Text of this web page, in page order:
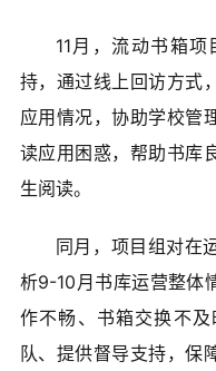
11月，流动书箱
持，通过线上回访方式
应用情况，协助学校管
读应用困惑，帮助书库
生阅读。
同月，项目组对在
析9-10月书库运营整体
作不畅、书箱交换不
队、提供督导支持，保